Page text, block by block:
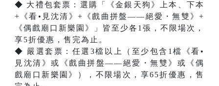
◆ 大禮包套票：選購「《金銀天狗》上本、下本
+《看•見沈清》+《戲曲拼盤——絕愛・無雙》+
《偶戲廟口新樂園》」皆至少各1張，不限場次，
享5折優惠，售完為止。
◆ 嚴選套票：任選3檔以上（至少包含1檔《看•
見沈清》或《戲曲拼盤——絕愛・無雙》或《偶
戲廟口新樂園》），不限場次，享65折優惠，售